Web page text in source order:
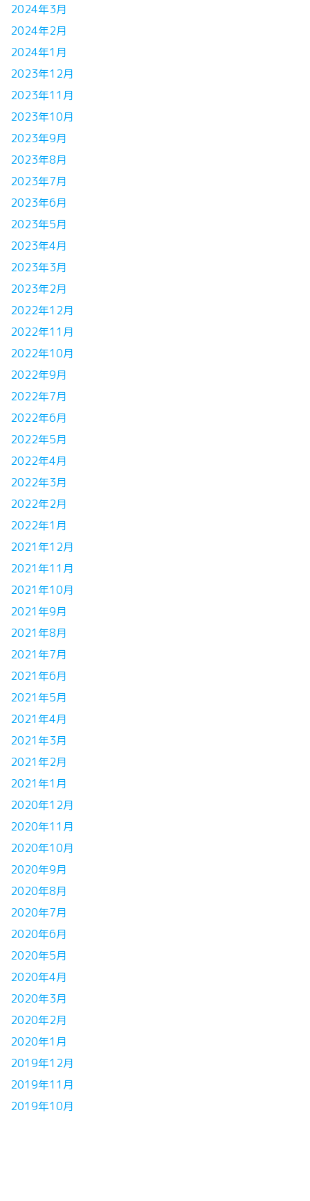
2024年3月
2024年2月
2024年1月
2023年12月
2023年11月
2023年10月
2023年9月
2023年8月
2023年7月
2023年6月
2023年5月
2023年4月
2023年3月
2023年2月
2022年12月
2022年11月
2022年10月
2022年9月
2022年7月
2022年6月
2022年5月
2022年4月
2022年3月
2022年2月
2022年1月
2021年12月
2021年11月
2021年10月
2021年9月
2021年8月
2021年7月
2021年6月
2021年5月
2021年4月
2021年3月
2021年2月
2021年1月
2020年12月
2020年11月
2020年10月
2020年9月
2020年8月
2020年7月
2020年6月
2020年5月
2020年4月
2020年3月
2020年2月
2020年1月
2019年12月
2019年11月
2019年10月